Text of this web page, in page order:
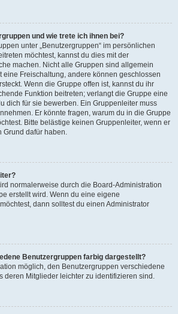
und wie trete ich ihnen bei?
unter „Benutzergruppen“ im persönlichen
möchtest, kannst du dies mit der
machen. Nicht alle Gruppen sind allgemein
eine Freischaltung, andere können geschlossen
Wenn die Gruppe offen ist, kannst du ihr
Funktion beitreten; verlangt die Gruppe eine
dich für sie bewerben. Ein Gruppenleiter muss
Er könnte fragen, warum du in die Gruppe
Bitte belästige keinen Gruppenleiter, wenn er
Grund dafür haben.
normalerweise durch die Board-Administration
erstellt wird. Wenn du eine eigene
dann solltest du einen Administrator
Benutzergruppen farbig dargestellt?
möglich, den Benutzergruppen verschiedene
deren Mitglieder leichter zu identifizieren sind.